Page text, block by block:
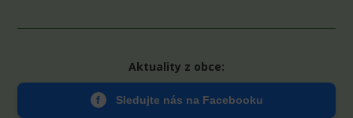
Aktuality z obce:
f Sledujte nás na Facebooku